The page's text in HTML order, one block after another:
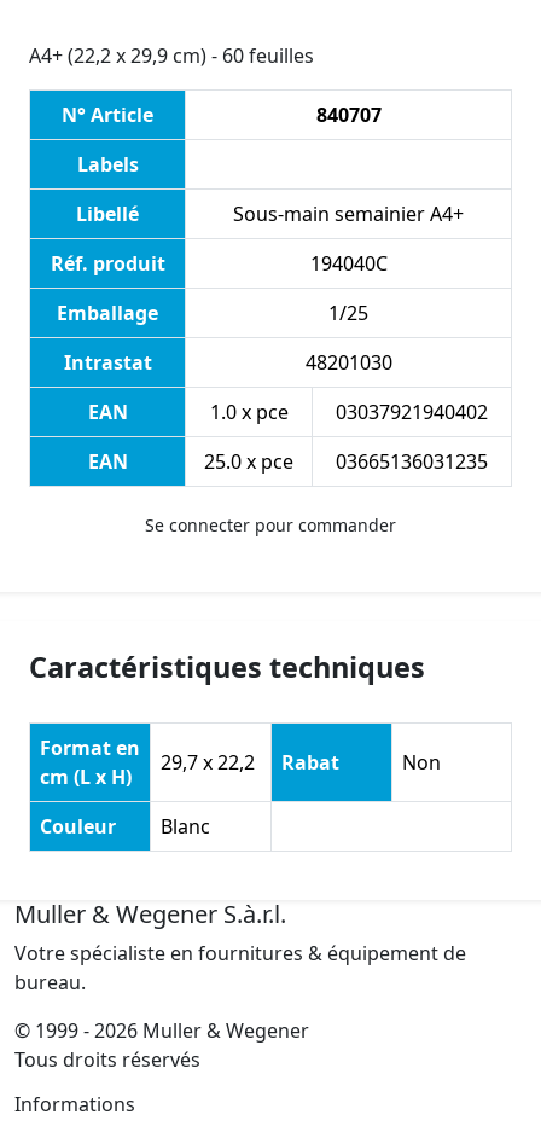
A4+ (22,2 x 29,9 cm) - 60 feuilles
N° Article
840707
Labels
Libellé
Sous-main semainier A4+
Réf. produit
194040C
Emballage
1/25
Intrastat
48201030
EAN
1.0 x pce
03037921940402
EAN
25.0 x pce 03665136031235
Se connecter pour commander
Caractéristiques techniques
Format en
cm (L x H)
29,7 x 22,2 Rabat Non
Couleur Blanc
Muller & Wegener S.à.r.l.
Votre spécialiste en fournitures & équipement de
bureau.
© 1999 - 2026 Muller & Wegener
Tous droits réservés
Informations